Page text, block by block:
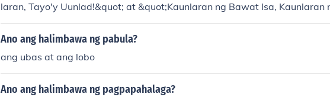
laran, Tayo'y Uunlad!&quot; at &quot;Kaunlaran ng Bawat Isa, Kaunlaran
ot; Ang mga slogan na ito ay nagtataguyod ng pagkakaisa at
kamit ang mas magandang kinabukasan para sa lahat. Sa simpleng
Ano ang halimbawa ng pabula?
ang ubas at ang lobo
Ano ang halimbawa ng pagpapahalaga?